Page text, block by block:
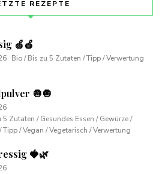
REZEPTE
🍏🍎
Bio / Bis zu 5 Zutaten / Tipp / Verwertung
🧅🧅
5 Zutaten / Gesundes Essen / Gewürze /
Tipp / Vegan / Vegetarisch / Verwertung
🍓🌿